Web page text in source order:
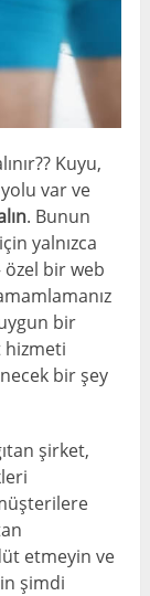
Kuyu,
var ve
. Bunun
yalnızca
özel bir web
bir
hizmeti
bir şey
şirket,
etmeyin ve
şimdi